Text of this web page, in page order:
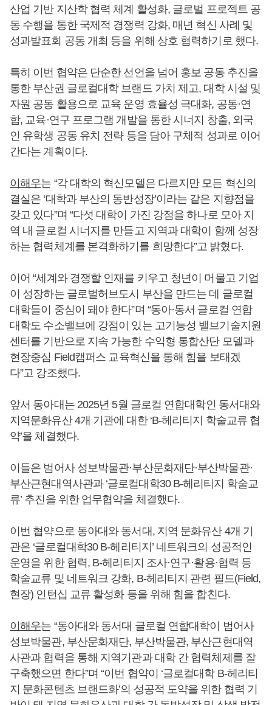
산업 기반 지산학 협력 체계 활성화, 글로벌 프로젝트 공
동 수행을 통한 국제적 경쟁력 강화, 매년 혁신 사례 및
성과발표회 공동 개최 등을 위해 상호 협력하기로 했다.
특히 이번 협약은 단순한 선언을 넘어 홍보 공동 추진을
통한 부산권 글로컬대학 브랜드 가치 제고, 대학 시설 및
자원 공동 활용으로 교육 운영 효율성 극대화, 공동·연
합, 교육·연구 프로그램 개발을 통한 시너지 창출, 외국
인 유학생 공동 유치 전략 등을 담아 구체적 성과로 이어
간다는 계획이다.
이해우는 “각 대학의 혁신모델은 다르지만 모든 혁신의
결실은 ‘대학과 부산의 동반성장’이라는 같은 지향점을
갖고 있다”며 “다섯 대학이 가진 강점을 하나로 모아 지
역 내 글로컬 시너지를 만들고 지역과 대학이 함께 성장
하는 협력체계를 본격화하기를 희망한다”고 밝혔다.
이어 “세계와 경쟁할 인재를 키우고 청년이 머물고 기업
이 성장하는 글로벌허브도시 부산을 만드는 데 글로컬
대학들이 중심이 돼야 한다”며 “동아·동서 글로컬 연합
대학도 수소밸브에 강점이 있는 고기능성 밸브기술지원
센터를 기반으로 지속 가능한 수익형 통합산단 모델과
현장중심 Field캠퍼스 교육혁신을 통해 힘을 보태겠
다”고 강조했다.
앞서 동아대는 2025년 5월 글로컬 연합대학인 동서대와
지역문화유산 4개 기관에 대한 ‘B-헤리티지 학술교류 협
약’을 체결했다.
이들은 범어사 성보박물관·부산문화재단·부산박물관·
부산근현대역사관과 ‘글로컬대학30 B-헤리티지 학술교
류’ 추진을 위한 업무협약을 체결했다.
이번 협약으로 동아대와 동서대, 지역 문화유산 4개 기
관은 ‘글로컬대학30 B-헤리티지’ 네트워크의 성공적인
운영을 위한 협력, B-헤리티지 조사·연구·활용·협력 등
학술교류 및 네트워크 강화, B-헤리티지 관련 필드(Field,
현장) 인턴십 교류 활성화 등을 위해 힘을 합친다.
이해우는 “동아대와 동서대 글로컬 연합대학이 범어사
성보박물관, 부산문화재단, 부산박물관, 부산근현대역
사관과 협력을 통해 지역기관과 대학 간 협력체제를 잘
구축했으면 한다”며 “이번 협약이 ‘글로컬대학 B-헤리티
지 문화콘텐츠 브랜드화’의 성공적 도약을 위한 협력 기